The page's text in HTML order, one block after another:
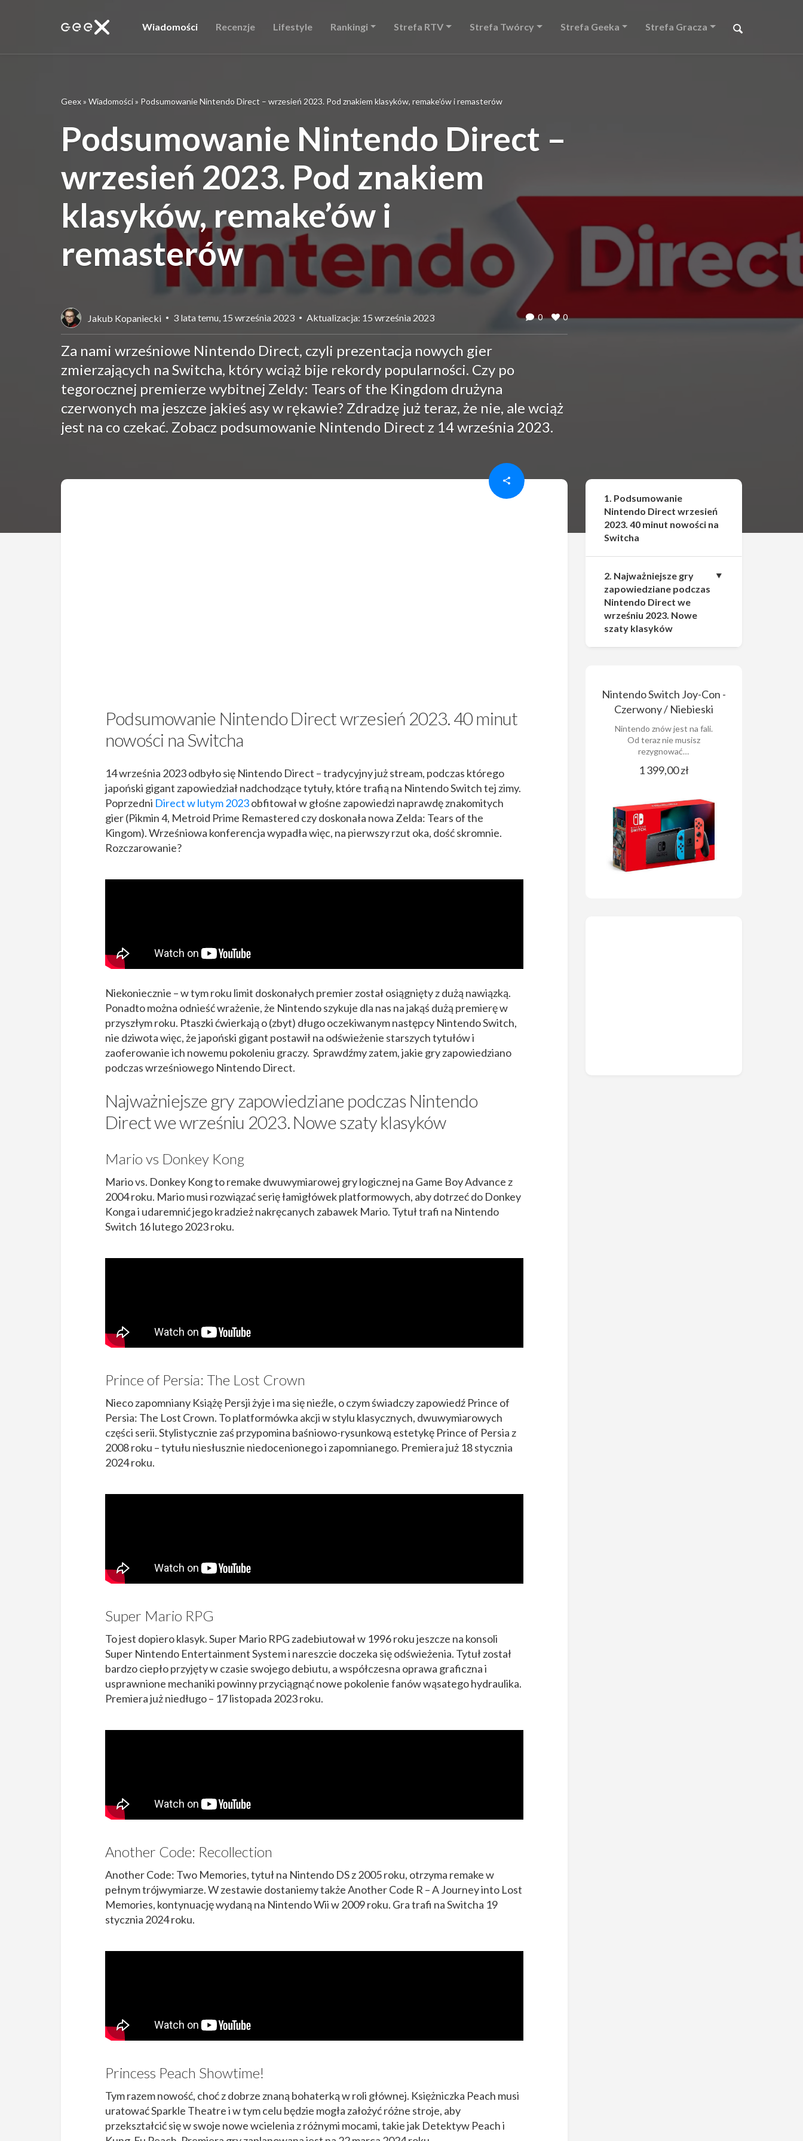
Wiadomości Recenzje Lifestyle Rankingi Strefa RTV Strefa Twórcy Strefa Geeka Strefa Gracza
Geex» Wiadomości» Podsumowanie Nintendo Direct – wrzesień 2023. Pod znakiem klasyków, remake’ów i remasterów
Podsumowanie Nintendo Direct –
wrzesień 2023. Pod znakiem
klasyków, remake’ów i
remasterów
Jakub Kopaniecki 3 lata temu, 15 września 2023 Aktualizacja: 15 września 2023 0 0
Za nami wrześniowe Nintendo Direct, czyli prezentacja nowych gier
zmierzających na Switcha, który wciąż bije rekordy popularności. Czy po
tegorocznej premierze wybitnej Zeldy: Tears of the Kingdom drużyna
czerwonych ma jeszcze jakieś asy w rękawie? Zdradzę już teraz, że nie, ale wciąż
jest na co czekać. Zobacz podsumowanie Nintendo Direct z 14 września 2023.
Podsumowanie Nintendo Direct wrzesień 2023. 40 minut
nowości na Switcha
14 września 2023 odbyło się Nintendo Direct – tradycyjny już stream, podczas którego
japoński gigant zapowiedział nadchodzące tytuły, które trafią na Nintendo Switch tej zimy.
Poprzedni Direct w lutym 2023obfitował w głośne zapowiedzi naprawdę znakomitych
gier (Pikmin 4, Metroid Prime Remastered czy doskonała nowa Zelda: Tears of the
Kingom). Wrześniowa konferencja wypadła więc, na pierwszy rzut oka, dość skromnie.
Rozczarowanie?
Niekoniecznie – w tym roku limit doskonałych premier został osiągnięty z dużą nawiązką.
Ponadto można odnieść wrażenie, że Nintendo szykuje dla nas na jakąś dużą premierę w
przyszłym roku. Ptaszki ćwierkają o (zbyt) długo oczekiwanym następcy Nintendo Switch,
nie dziwota więc, że japoński gigant postawił na odświeżenie starszych tytułów i
zaoferowanie ich nowemu pokoleniu graczy. Sprawdźmy zatem, jakie gry zapowiedziano
podczas wrześniowego Nintendo Direct.
Najważniejsze gry zapowiedziane podczas Nintendo
Direct we wrześniu 2023. Nowe szaty klasyków
Mario vs Donkey Kong
Mario vs. Donkey Kong to remake dwuwymiarowej gry logicznej na Game Boy Advance z
2004 roku. Mario musi rozwiązać serię łamigłówek platformowych, aby dotrzeć do Donkey
Konga i udaremnić jego kradzież nakręcanych zabawek Mario. Tytuł trafi na Nintendo
Switch 16 lutego 2023 roku.
Prince of Persia: The Lost Crown
Nieco zapomniany Książę Persji żyje i ma się nieźle, o czym świadczy zapowiedź Prince of
Persia: The Lost Crown. To platformówka akcji w stylu klasycznych, dwuwymiarowych
części serii. Stylistycznie zaś przypomina baśniowo-rysunkową estetykę Prince of Persia z
2008 roku – tytułu niesłusznie niedocenionego i zapomnianego. Premiera już 18 stycznia
2024 roku.
Super Mario RPG
To jest dopiero klasyk. Super Mario RPG zadebiutował w 1996 roku jeszcze na konsoli
Super Nintendo Entertainment System i nareszcie doczeka się odświeżenia. Tytuł został
bardzo ciepło przyjęty w czasie swojego debiutu, a współczesna oprawa graficzna i
usprawnione mechaniki powinny przyciągnąć nowe pokolenie fanów wąsatego hydraulika.
Premiera już niedługo – 17 listopada 2023 roku.
Another Code: Recollection
Another Code: Two Memories, tytuł na Nintendo DS z 2005 roku, otrzyma remake w
pełnym trójwymiarze. W zestawie dostaniemy także Another Code R – A Journey into Lost
Memories, kontynuację wydaną na Nintendo Wii w 2009 roku. Gra trafi na Switcha 19
stycznia 2024 roku.
Princess Peach Showtime!
Tym razem nowość, choć z dobrze znaną bohaterką w roli głównej. Księżniczka Peach musi
uratować Sparkle Theatre i w tym celu będzie mogła założyć różne stroje, aby
przekształcić się w swoje nowe wcielenia z różnymi mocami, takie jak Detektyw Peach i
1. Podsumowanie
Nintendo Direct wrzesień
2023. 40 minut nowości na
Switcha
2. Najważniejsze gry
zapowiedziane podczas
Nintendo Direct we
wrześniu 2023. Nowe
szaty klasyków
Nintendo Switch Joy-Con -
Czerwony / Niebieski
Nintendo znów jest na fali.
Od teraz nie musisz
rezygnować…
1 399,00 zł